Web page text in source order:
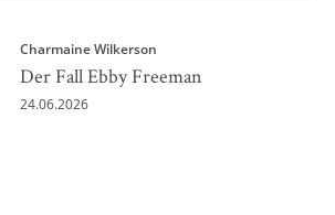
Charmaine Wilkerson
Der Fall Ebby Freeman
24.06.2026